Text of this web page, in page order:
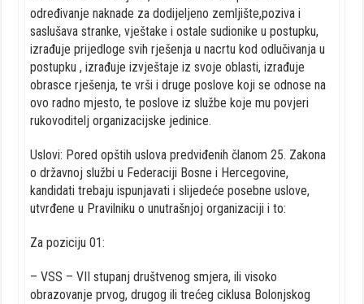
određivanje naknade za dodijeljeno zemljište,poziva i
saslušava stranke, vještake i ostale sudionike u postupku,
izrađuje prijedloge svih rješenja u nacrtu kod odlučivanja u
postupku , izrađuje izvještaje iz svoje oblasti, izrađuje
obrasce rješenja, te vrši i druge poslove koji se odnose na
ovo radno mjesto, te poslove iz službe koje mu povjeri
rukovoditelj organizacijske jedinice.
Uslovi: Pored opštih uslova predviđenih članom 25. Zakona
o državnoj službi u Federaciji Bosne i Hercegovine,
kandidati trebaju ispunjavati i slijedeće posebne uslove,
utvrđene u Pravilniku o unutrašnjoj organizaciji i to:
Za poziciju 01:
– VSS – VII stupanj društvenog smjera, ili visoko
obrazovanje prvog, drugog ili trećeg ciklusa Bolonjskog